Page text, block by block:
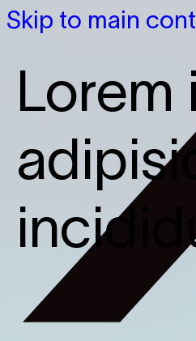
Skip to main
Lorem